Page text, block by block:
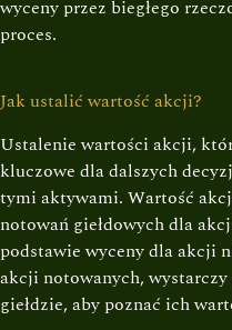
wyceny przez biegłego
proces.
Jak ustalić wartość akcji?
Ustalenie wartości akcji,
kluczowe dla dalszych
tymi aktywami. Wartość
notowań giełdowych dla
podstawie wyceny dla akcji
akcji notowanych,
giełdzie, aby poznać ich